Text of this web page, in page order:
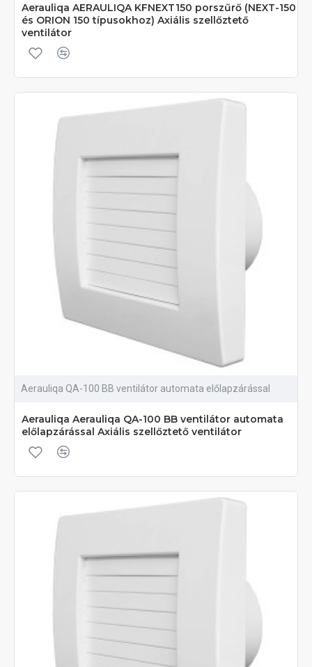
Aerauliqa AERAULIQA KFNEXT150 porszűrő (NEXT-150
és ORION 150 típusokhoz) Axiális szellőztető
ventilátor
Aerauliqa QA-100 BB ventilátor automata előlapzárással
Aerauliqa Aerauliqa QA-100 BB ventilátor automata
előlapzárással Axiális szellőztető ventilátor